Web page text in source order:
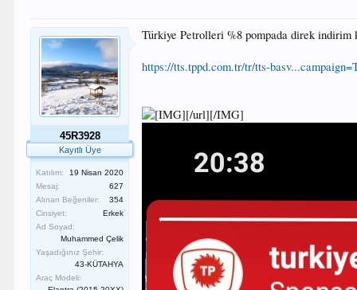
45R3928
Kayıtlı Üye
Katılım:
19 Nisan 2020
Mesaj:
627
Alınan Beğeniler:
354
Cinsiyet:
Erkek
Ad Soyad:
Muhammed Çelik
Yaşadığınız Şehir:
43-KÜTAHYA
Araç Modeli:
Türkiye Petrolleri %8 pompada direk indirim
https://tts.tppd.com.tr/tr/tts-
[/url][/IMG]